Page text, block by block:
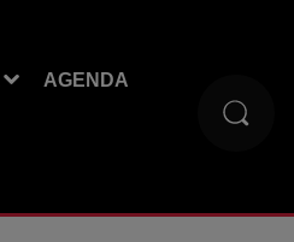
AGENDA